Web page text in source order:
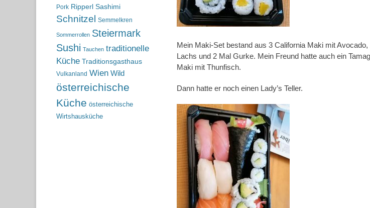
Mein Maki-Set bestand aus 3 California Maki mit
Lachs und 2 Mal Gurke. Mein Freund hatte auch ein
Maki mit Thunfisch.
Dann hatte er noch einen Lady’s Teller.
Pork Ripperl Sashimi
Schnitzel Semmelkren
Sommerrollen Steiermark
Sushi Tauchen traditionelle
Küche Traditionsgasthaus
Vulkanland Wien Wild
österreichische
Küche österreichische
Wirtshausküche